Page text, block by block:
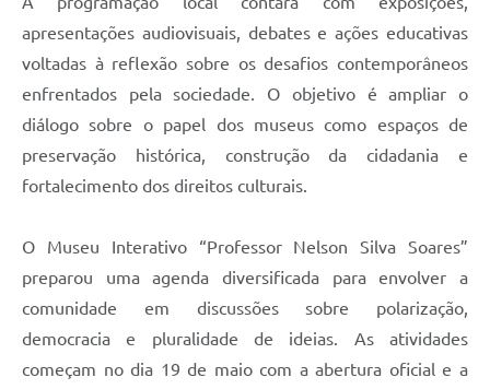
apresentações audiovisuais, debates e ações educativas
voltadas à reflexão sobre os desafios contemporâneos
enfrentados pela sociedade. O objetivo é ampliar o
diálogo sobre o papel dos museus como espaços de
preservação histórica, construção da cidadania e
fortalecimento dos direitos culturais.
O Museu Interativo “Professor Nelson Silva Soares”
preparou uma agenda diversificada para envolver a
comunidade em discussões sobre polarização,
democracia e pluralidade de ideias. As atividades
começam no dia 19 de maio com a abertura oficial e a